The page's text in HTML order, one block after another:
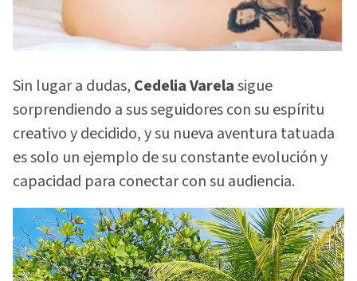
Sin lugar a dudas, Cedelia Varelasigue
sorprendiendo a sus seguidores con su espíritu
creativo y decidido, y su nueva aventura tatuada
es solo un ejemplo de su constante evolución y
capacidad para conectar con su audiencia.